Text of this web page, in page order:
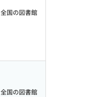
全国の図書館
全国の図書館